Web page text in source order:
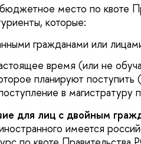
место по квоте
которые:
гражданами или
время (или не
планируют
в магистратуру
для лиц с двойным
имеется